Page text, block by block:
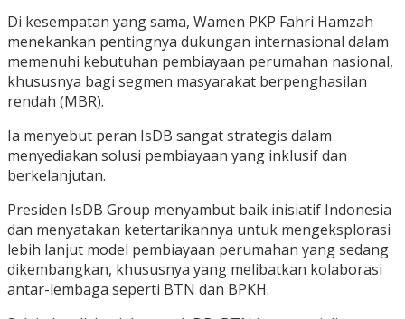
Di kesempatan yang sama, Wamen PKP Fahri Hamzah
menekankan pentingnya dukungan internasional dalam
memenuhi kebutuhan pembiayaan perumahan nasional,
khususnya bagi segmen masyarakat berpenghasilan
rendah (MBR).
Ia menyebut peran IsDB sangat strategis dalam
menyediakan solusi pembiayaan yang inklusif dan
berkelanjutan.
Presiden IsDB Group menyambut baik inisiatif Indonesia
dan menyatakan ketertarikannya untuk mengeksplorasi
lebih lanjut model pembiayaan perumahan yang sedang
dikembangkan, khususnya yang melibatkan kolaborasi
antar-lembaga seperti BTN dan BPKH.